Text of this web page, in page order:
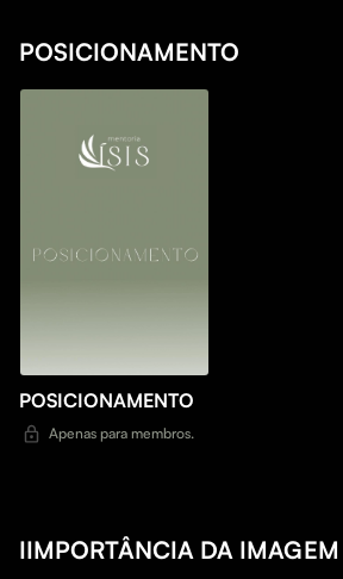
POSICIONAMENTO
POSICIONAMENTO
Apenas para membros.
IIMPORTÂNCIA DA IMAGEM